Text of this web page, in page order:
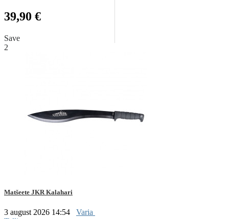
39,90 €
Save
2
Matšeete JKR Kalahari
3 august 2026 14:54
Varia